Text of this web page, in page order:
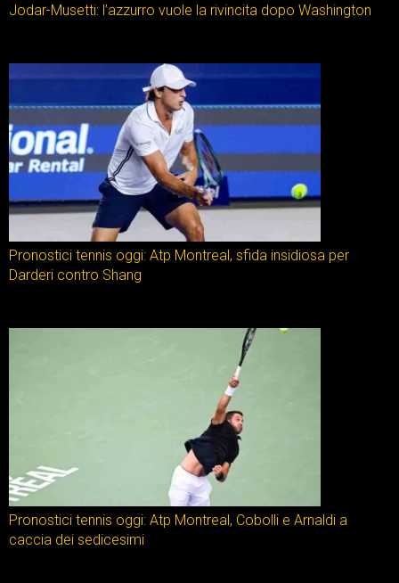
Jodar-Musetti: l’azzurro vuole la rivincita dopo Washington
Pronostici tennis oggi: Atp Montreal, sfida insidiosa per
Darderi contro Shang
Pronostici tennis oggi: Atp Montreal, Cobolli e Arnaldi a
caccia dei sedicesimi